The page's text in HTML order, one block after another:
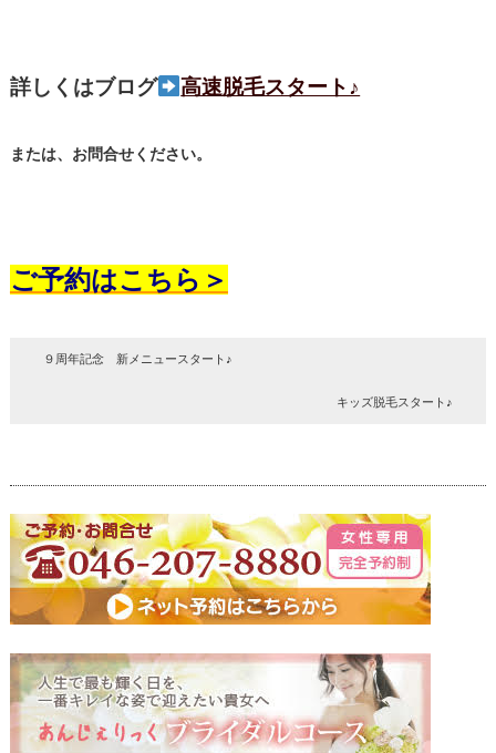
詳しくはブログ 高速脱毛スタート♪
または、お問合せください。
ご予約はこちら＞
９周年記念 新メニュースタート♪
キッズ脱毛スタート♪